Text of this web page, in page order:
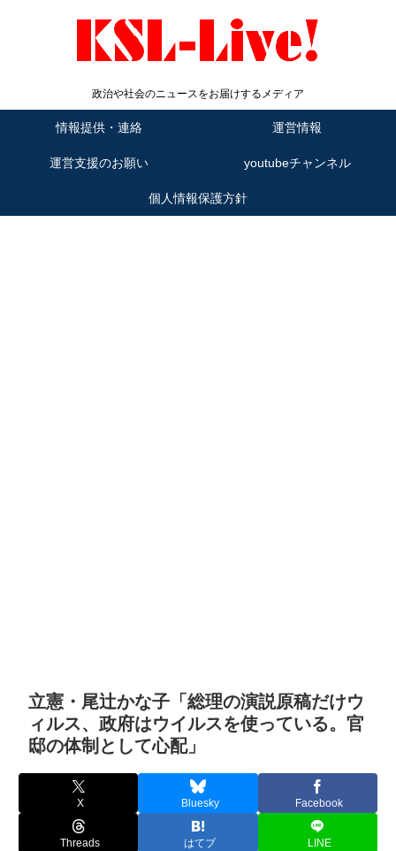
政治や社会のニュースをお届けするメディア
情報提供・連絡 運営情報
運営支援のお願い youtubeチャンネル
個人情報保護方針
立憲・尾辻かな子「総理の演説原稿だけウ
ィルス、政府はウイルスを使っている。官
邸の体制として心配」
X Bluesky Facebook
Threads はてブ LINE